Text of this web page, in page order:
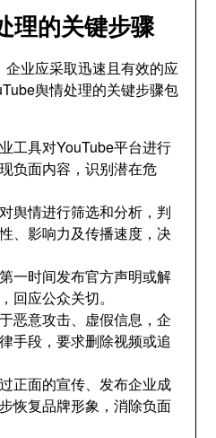
理的关键步骤
业应采取迅速且有效的应
舆情处理的关键步骤包
工具对YouTube平台进行
负面内容，识别潜在危
对舆情进行筛选和分析，判
、影响力及传播速度，决
一时间发布官方声明或解
回应公众关切。
恶意攻击、虚假信息，企
手段，要求删除视频或追
正面的宣传、发布企业成
恢复品牌形象，消除负面